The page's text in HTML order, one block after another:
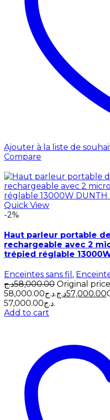
Ajouter à la liste de
Compare
Quick View
-2%
Haut parleur portable
rechargeable avec 2
trépied réglable
Enceintes sans fil ,
58,000.00د.ج
Original
58,000.00د.ج.
57,000.00د.ج
57,000.00د.ج.
Add to cart